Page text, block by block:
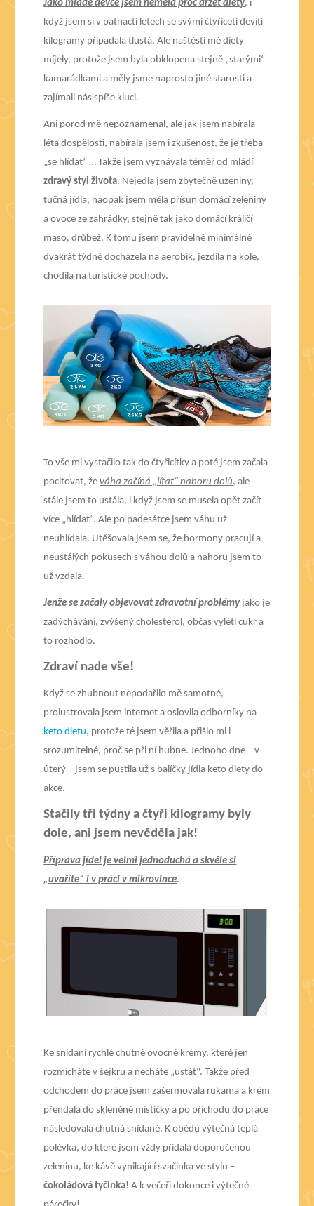
Jako mladé děvče jsem neměla proč držet diety, i
když jsem si v patnácti letech se svými čtyřiceti devíti
kilogramy připadala tlustá. Ale naštěstí mě diety
míjely, protože jsem byla obklopena stejně „starými“
kamarádkami a měly jsme naprosto jiné starosti a
zajímali nás spíše kluci.
Ani porod mě nepoznamenal, ale jak jsem nabírala
léta dospělosti, nabírala jsem i zkušenost, že je třeba
„se hlídat“ … Takže jsem vyznávala téměř od mládí
zdravý styl života. Nejedla jsem zbytečně uzeniny,
tučná jídla, naopak jsem měla přísun domácí zeleniny
a ovoce ze zahrádky, stejně tak jako domácí králičí
maso, drůbež. K tomu jsem pravidelně minimálně
dvakrát týdně docházela na aerobik, jezdila na kole,
chodila na turistické pochody.
To vše mi vystačilo tak do čtyřicítky a poté jsem začala
pociťovat, ževáha začíná „lítat“ nahoru dolů, ale
stále jsem to ustála, i když jsem se musela opět začít
více „hlídat“. Ale po padesátce jsem váhu už
neuhlídala. Utěšovala jsem se, že hormony pracují a
neustálých pokusech s váhou dolů a nahoru jsem to
už vzdala.
Jenže se začaly objevovat zdravotní problémyjako je
zadýchávání, zvýšený cholesterol, občas vylétl cukr a
to rozhodlo.
Zdraví nade vše!
Když se zhubnout nepodařilo mě samotné,
prolustrovala jsem internet a oslovila odborníky na
keto dietu, protože té jsem věřila a přišlo mi i
srozumitelné, proč se při ní hubne. Jednoho dne – v
úterý – jsem se pustila už s balíčky jídla keto diety do
akce.
Stačily tři týdny a čtyři kilogramy byly
dole, ani jsem nevěděla jak!
Příprava jídel je velmi jednoduchá a skvěle si
„uvaříte“ i v práci v mikrovlnce.
Ke snídani rychlé chutné ovocné krémy, které jen
rozmícháte v šejkru a necháte „ustát“. Takže před
odchodem do práce jsem zašermovala rukama a krém
přendala do skleněné mističky a po příchodu do práce
následovala chutná snídaně. K obědu výtečná teplá
polévka, do které jsem vždy přidala doporučenou
zeleninu, ke kávě vynikající svačinka ve stylu –
čokoládová tyčinka! A k večeři dokonce i výtečné